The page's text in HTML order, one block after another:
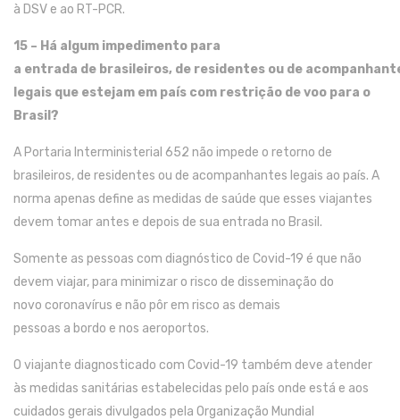
à DSV e ao RT-PCR.
15 – Há algum impedimento para
a entrada de brasileiros, de residentes ou de
legais que estejam em país com restrição de voo para o
Brasil ?
A Portaria Interministerial 652 não impede o retorno de
brasileiros, de residentes ou de acompanhantes legais ao país. A
norma apenas define as medidas de saúde que esses viajantes
devem tomar antes e depois de sua entrada no Brasil.
Somente as pessoas com diagnóstico de Covid-19 é que não
devem viajar,para minimizar o risco de disseminação do
novo coronavírus e não pôrem risco as demais
pessoas a bordo e nos aeroportos.
O viajante diagnosticado com Covid-19 também deve atender
às medidas sanitárias estabelecidas pelo país onde está e aos
cuidados gerais divulgados pela Organização Mundial